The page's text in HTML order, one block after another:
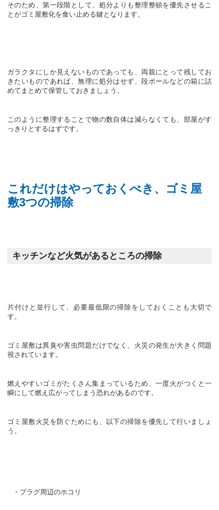
そのため、第一段階として、処分よりも整理整頓を優先させるこ
とがゴミ屋敷化を食い止める鍵となります。
ガラクタにしか見えないものであっても、両親にとって残してお
きたいものであれば、無理に処分はせず、段ボールなどの箱に詰
めてまとめて保管しておきましょう。
このように整理することで物の数自体は減らなくても、部屋がす
っきりとするはずです。
これだけはやっておくべき、ゴミ屋
敷3つの掃除
キッチンなど火気があるところの掃除
片付けと並行して、必要最低限の掃除をしておくことも大切で
す。
ゴミ屋敷は異臭や害虫問題だけでなく、火災の発生が大きく問題
視されています。
燃えやすいゴミがたくさん集まっているため、一度火がつくと一
瞬にして燃え広がってしまう恐れがあるのです。
ゴミ屋敷火災を防ぐためにも、以下の掃除を優先して行いましょ
う。
・プラグ周辺のホコリ